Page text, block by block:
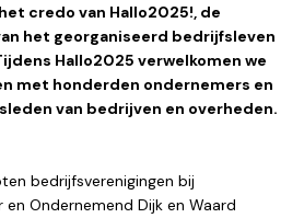
credo van Hallo2025!, de
het georganiseerd bedrijfsleven
Hallo2025 verwelkomen we
met honderden ondernemers en
van bedrijven en overheden.
bedrijfsverenigingen bij
Ondernemend Dijk en Waard